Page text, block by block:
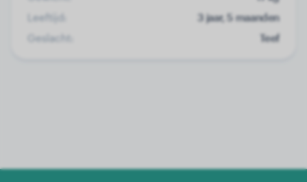
Leeftijd:
3 jaar, 5 maanden
Geslacht:
Teef